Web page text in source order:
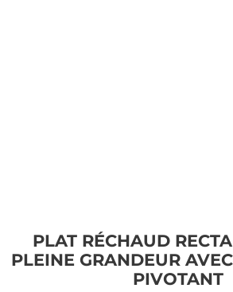
PLAT RÉCHAUD
PLEINE GRANDEUR
PIVOTANT